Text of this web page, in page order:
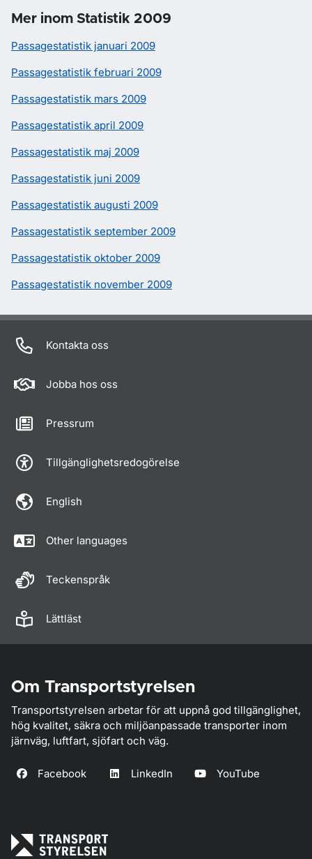
Mer inom Statistik 2009
Passagestatistik januari 2009
Passagestatistik februari 2009
Passagestatistik mars 2009
Passagestatistik april 2009
Passagestatistik maj 2009
Passagestatistik juni 2009
Passagestatistik augusti 2009
Passagestatistik september 2009
Passagestatistik oktober 2009
Passagestatistik november 2009
Kontakta oss
Jobba hos oss
Pressrum
Tillgänglighetsredogörelse
English
Other languages
Teckenspråk
Lättläst
Om Transportstyrelsen
Transportstyrelsen arbetar för att uppnå god tillgänglighet,
hög kvalitet, säkra och miljöanpassade transporter inom
järnväg, luftfart, sjöfart och väg.
Facebook LinkedIn YouTube